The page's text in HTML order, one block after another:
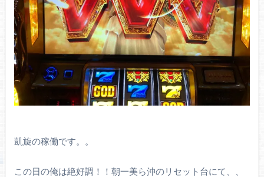
凱旋の稼働です。。
この日の俺は絶好調！！朝一美ら沖のリセット台にて、、